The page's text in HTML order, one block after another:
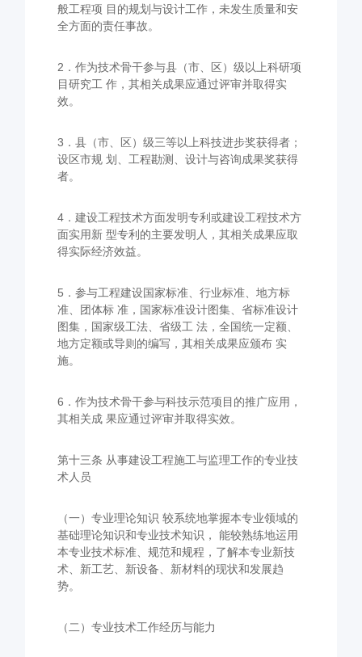
般工程项 目的规划与设计工作，未发生质量和安
全方面的责任事故。
2．作为技术骨干参与县（市、区）级以上科研项
目研究工 作，其相关成果应通过评审并取得实
效。
3．县（市、区）级三等以上科技进步奖获得者；
设区市规 划、工程勘测、设计与咨询成果奖获得
者。
4．建设工程技术方面发明专利或建设工程技术方
面实用新 型专利的主要发明人，其相关成果应取
得实际经济效益。
5．参与工程建设国家标准、行业标准、地方标
准、团体标 准，国家标准设计图集、省标准设计
图集，国家级工法、省级工 法，全国统一定额、
地方定额或导则的编写，其相关成果应颁布 实
施。
6．作为技术骨干参与科技示范项目的推广应用，
其相关成 果应通过评审并取得实效。
第十三条 从事建设工程施工与监理工作的专业技
术人员
（一）专业理论知识 较系统地掌握本专业领域的
基础理论知识和专业技术知识， 能较熟练地运用
本专业技术标准、规范和规程，了解本专业新技
术、新工艺、新设备、新材料的现状和发展趋
势。
（二）专业技术工作经历与能力